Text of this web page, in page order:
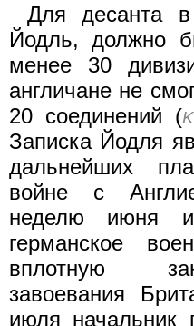
Для десанта
Йодль, должно
менее 30
англичане не
20 соединений (
Записка Йодля
дальнейших
войне с
неделю июня
германское
вплотную
завоевания
июля начальник